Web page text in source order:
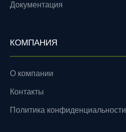
Документация
КОМПАНИЯ
О компании
Контакты
Политика конфиденциальности